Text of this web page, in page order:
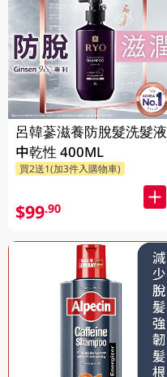
呂韓蔘滋養防脫髮洗髮液
中乾性 400ML
買2送1(加3件入購物車)
$99.90